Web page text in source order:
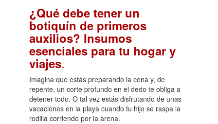
¿Qué debe tener un
botiquín de primeros
auxilios? Insumos
esenciales para tu hogar y
viajes.
Imagina que estás preparando la cena y, de
repente, un corte profundo en el dedo te obliga a
detener todo. O tal vez estás disfrutando de unas
vacaciones en la playa cuando tu hijo se raspa la
rodilla corriendo por la arena.